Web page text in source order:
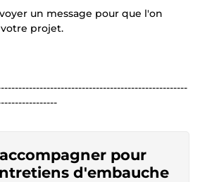
un message pour que l'on
projet.
pour
d'embauche